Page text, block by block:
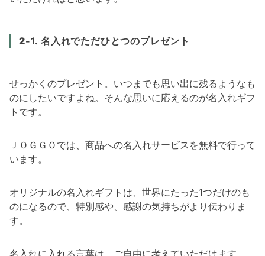
2-1.名入れでただひとつのプレゼント
せっかくのプレゼント。いつまでも思い出に残るようなも
のにしたいですよね。そんな思いに応えるのが名入れギフ
トです。
ＪＯＧＧＯでは、商品への名入れサービスを無料で行って
います。
オリジナルの名入れギフトは、世界にたった1つだけのも
のになるので、特別感や、感謝の気持ちがより伝わりま
す。
名入れに入れる言葉は、ご自由に考えていただけます。